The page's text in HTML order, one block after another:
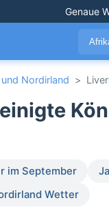
Genaue
Nordirland >
im September
Wetter